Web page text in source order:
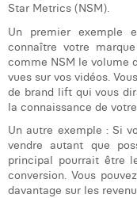
Laura Rooseleer
Laura Verhelst
Lena Pignoloni
Leonard Dierickx
Linda Kraim
Lisa Protin
Star Metrics (NSM).
Un premier exemple
connaître votre
comme NSM le volume
vues sur vos vidéos.
de brand lift qui vous
la connaissance de
Un autre exemple : Si
vendre autant que
principal pourrait être
conversion. Vous
davantage sur les